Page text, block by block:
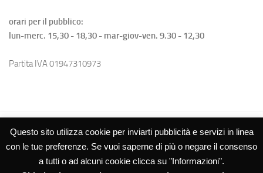
orari per il pubblico:
lun-merc. 15,30 - 18,30 - mar-giov-ven. 9.30 - 12,30
Partita IVA 01947310973
Questo sito utilizza cookie per inviarti pubblicità e servizi in linea
con le tue preferenze. Se vuoi saperne di più o negare il consenso
a tutti o ad alcuni cookie clicca su "Informazioni".